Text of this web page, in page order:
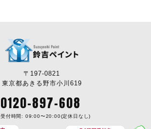
〒197-0821
東京都あきる野市小川619
0120-897-608
受付時間: 09:00〜20:00(定休日なし)